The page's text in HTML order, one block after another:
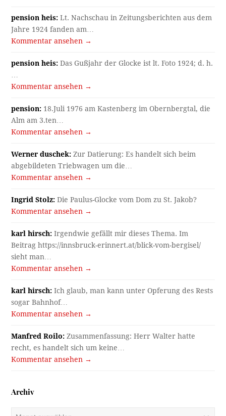
pension heis: Lt. Nachschau in Zeitungsberichten aus dem
Jahre 1924 fanden am…
Kommentar ansehen →
pension heis: Das Gußjahr der Glocke ist lt. Foto 1924; d. h.
Kommentar ansehen →
pension: 18.Juli 1976 am Kastenberg im Obernbergtal, die
Alm am 3.ten…
Kommentar ansehen →
Werner duschek: Zur Datierung: Es handelt sich beim
abgebildeten Triebwagen um die…
Kommentar ansehen →
Ingrid Stolz: Die Paulus-Glocke vom Dom zu St. Jakob?
Kommentar ansehen →
karl hirsch: Irgendwie gefällt mir dieses Thema. Im
Beitrag https://innsbruck-erinnert.at/blick-vom-bergisel/
sieht man…
Kommentar ansehen →
karl hirsch: Ich glaub, man kann unter Opferung des Rests
sogar Bahnhof…
Kommentar ansehen →
Manfred Roilo: Zusammenfassung: Herr Walter hatte
recht, es handelt sich um keine…
Kommentar ansehen →
Archiv